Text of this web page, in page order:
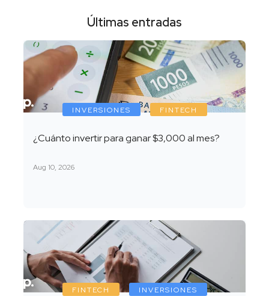
Últimas entradas
INVERSIONES FINTECH
¿Cuánto invertir para ganar $3,000 al mes?
Aug 10, 2026
FINTECH INVERSIONES